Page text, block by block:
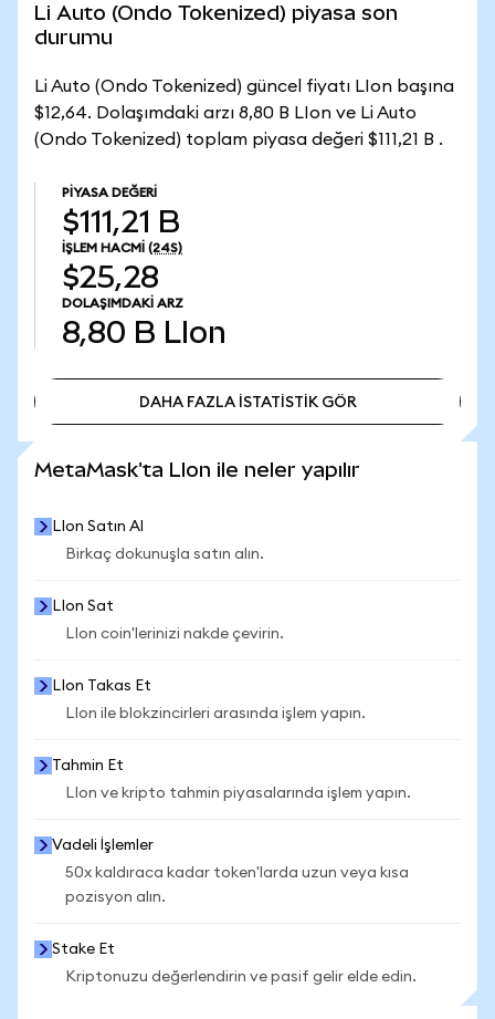
Li Auto (Ondo Tokenized) piyasa son
durumu
Li Auto (Ondo Tokenized) güncel fiyatı LIon başına
$12,64. Dolaşımdaki arzı 8,80 B LIon ve Li Auto
(Ondo Tokenized) toplam piyasa değeri $111,21 B .
PIYASA DEĞERI
$111,21 B
İŞLEM HACMI (24S)
$25,28
DOLAŞIMDAKI ARZ
8,80 B LIon
DAHA FAZLA İSTATİSTİK GÖR
MetaMask'ta LIon ile neler yapılır
LIon Satın Al
Birkaç dokunuşla satın alın.
LIon Sat
LIon coin'lerinizi nakde çevirin.
LIon Takas Et
LIon ile blokzincirleri arasında işlem yapın.
Tahmin Et
LIon ve kripto tahmin piyasalarında işlem yapın.
Vadeli İşlemler
50x kaldıraca kadar token'larda uzun veya kısa
pozisyon alın.
Stake Et
Kriptonuzu değerlendirin ve pasif gelir elde edin.